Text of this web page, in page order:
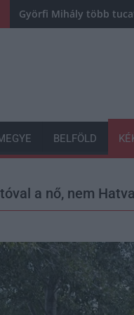
Györfi Mihály több
BELFÖLD
a nő, nem